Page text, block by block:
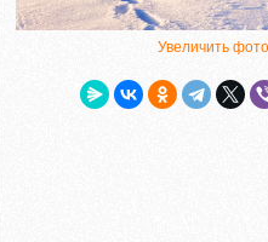
Увеличить фото